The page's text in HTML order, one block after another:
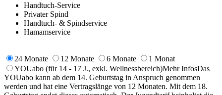
Handtuch-Service
Privater Spind
Handtuch- & Spindservice
Hamamservice
24 Monate 12 Monate 6 Monate
1 Monat
YOUabo (für 14 - 17 J., exkl. Wellnessbereich)Mehr InfosDas
YOUabo kann ab dem 14. Geburtstag in Anspruch genommen
werden und hat eine Vertragslänge von 12 Monaten. Mit dem 18.